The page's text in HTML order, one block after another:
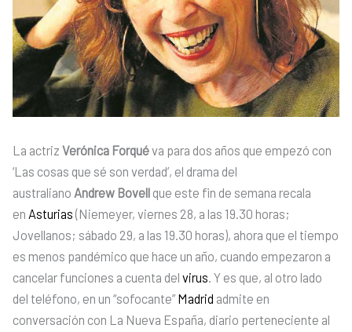
La actriz Verónica Forquéva para dos años que empezó con
‘Las cosas que sé son verdad’, el drama del
australiano Andrew Bovell que este fin de semana recala
en Asturias (Niemeyer, viernes 28, a las 19.30 horas;
Jovellanos; sábado 29, a las 19.30 horas), ahora que el tiempo
es menos pandémico que hace un año, cuando empezaron a
cancelar funciones a cuenta del virus . Y es que, al otro lado
del teléfono, en un “sofocante”Madrid admite en
conversación con La Nueva España, diario perteneciente al